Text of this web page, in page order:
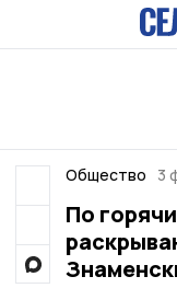
Общество 3
По